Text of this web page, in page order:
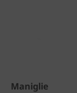
Maniglie